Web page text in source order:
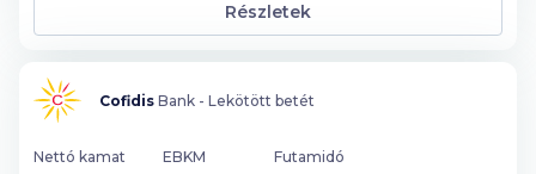
Részletek
Cofidis Bank - Lekötött betét
Nettó kamat EBKM Futamidó